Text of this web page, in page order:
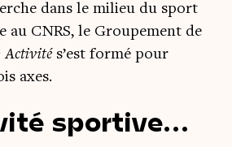
dans le milieu du sport
au CNRS, le Grou­pe­ment de
Acti­vi­té s’est for­mé pour
axes.
sportive…